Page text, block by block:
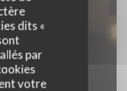
dits «
par
votre